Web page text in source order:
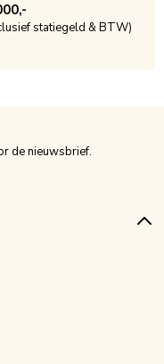
statiegeld & BTW)
de nieuwsbrief.